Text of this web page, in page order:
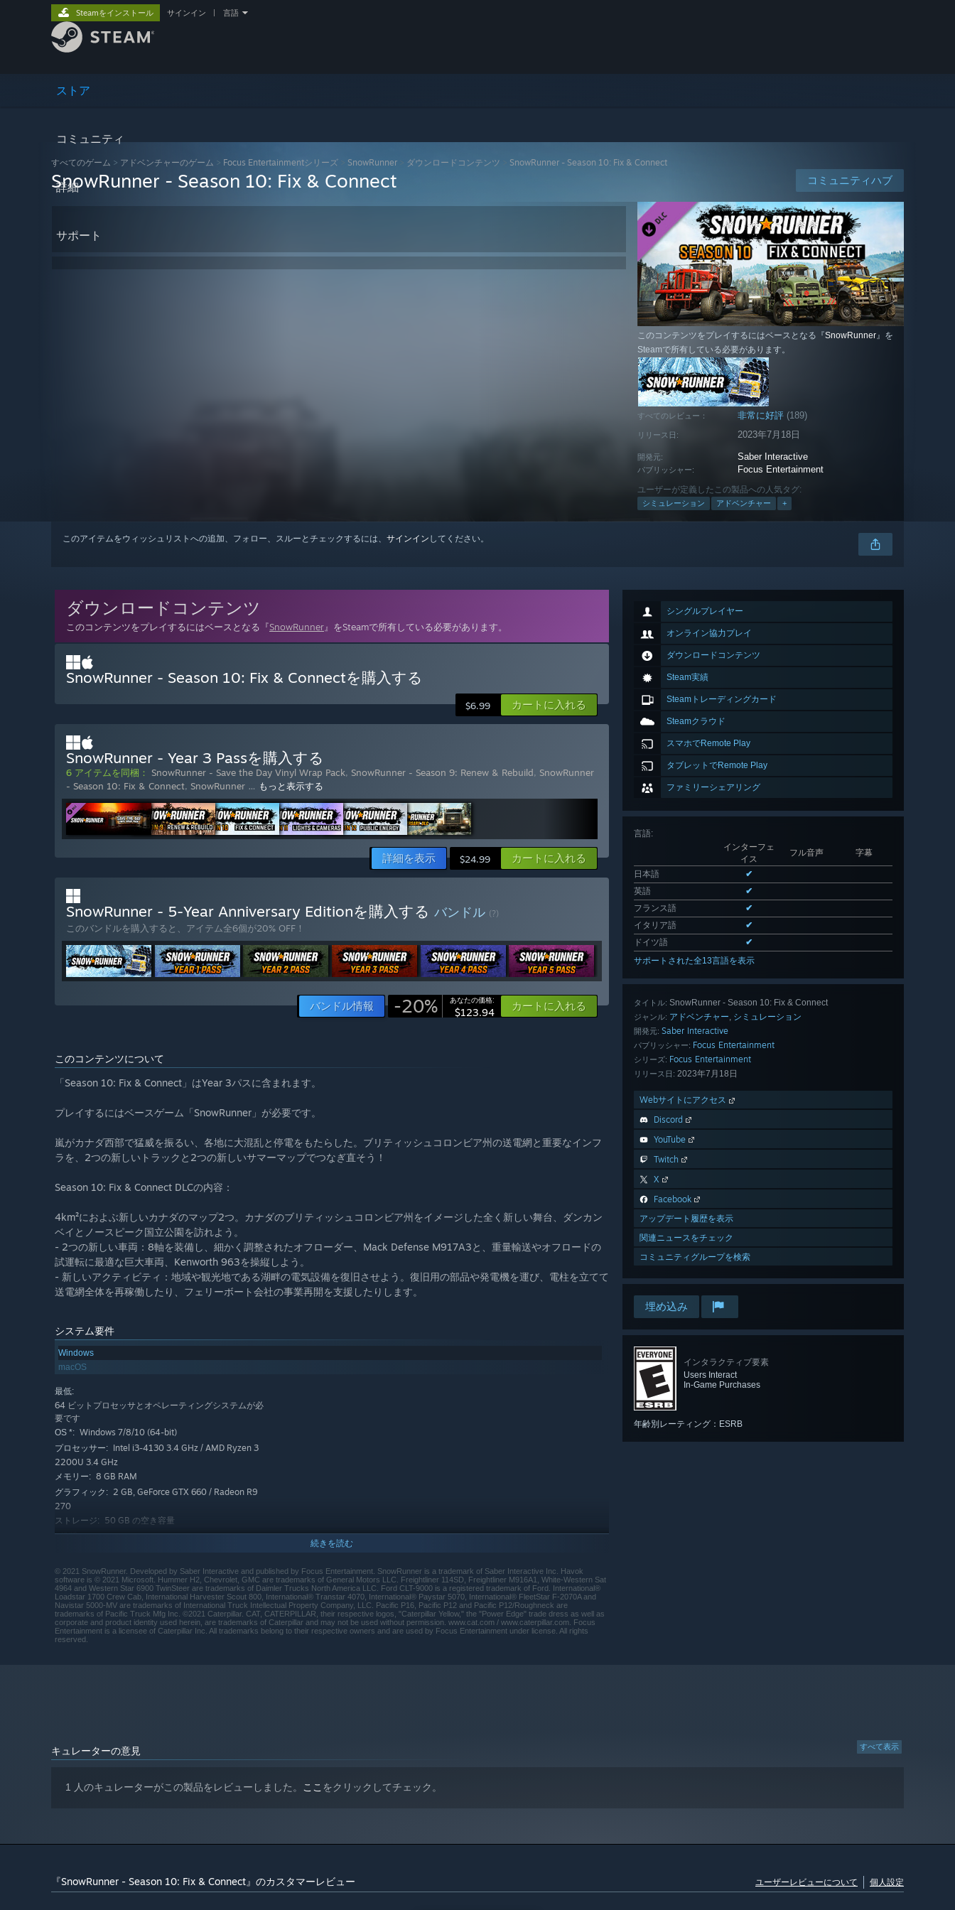
ストア
コミュニティ
詳細
サポート
Steamをインストール サインイン 言語
すべてのゲーム > アドベンチャーのゲーム > Focus Entertainmentシリーズ SnowRunner ダウンロードコンテンツ SnowRunner - Season 10: Fix & Connect
コミュニティハブ
SnowRunner - Season 10: Fix & Connect
このコンテンツをプレイするにはベースとなる『SnowRunner』を
Steamで所有している必要があります。
すべてのレビュー： 非常に好評 (189)
リリース日: 2023年7月18日
開発元: Saber Interactive
パブリッシャー: Focus Entertainment
ユーザーが定義したこの製品への人気タグ:
シミュレーション アドベンチャー +
このアイテムをウィッシュリストへの追加、フォロー、スルーとチェックするには、 サインイン してください。
シングルプレイヤー
オンライン協力プレイ
ダウンロードコンテンツ
Steam実績
Steamトレーディングカード
Steamクラウド
スマホでRemote Play
タブレットでRemote Play
ファミリーシェアリング
言語:
インターフェ
イス
フル音声 字幕
日本語
✔
英語
✔
フランス語
✔
イタリア語
✔
ドイツ語
✔
サポートされた全13言語を表示
タイトル: SnowRunner - Season 10: Fix & Connect
ジャンル: アドベンチャー, シミュレーション
開発元: Saber Interactive
パブリッシャー: Focus Entertainment
シリーズ: Focus Entertainment
リリース日: 2023年7月18日
Webサイトにアクセス
Discord
YouTube
Twitch
X
Facebook
アップデート履歴を表示
関連ニュースをチェック
コミュニティグループを検索
埋め込み
インタラクティブ要素
Users Interact
In-Game Purchases
年齢別レーティング：ESRB
ダウンロードコンテンツ
このコンテンツをプレイするにはベースとなる『SnowRunner』をSteamで所有している必要があります。
SnowRunner - Season 10: Fix & Connectを購入する
$6.99 カートに入れる
SnowRunner - Year 3 Passを購入する
6 アイテムを同梱： SnowRunner - Save the Day Vinyl Wrap Pack, SnowRunner - Season 9: Renew & Rebuild, SnowRunner
- Season 10: Fix & Connect, SnowRunner … もっと表示する
詳細を表示 $24.99 カートに入れる
SnowRunner - 5-Year Anniversary Editionを購入する バンドル (?)
このバンドルを購入すると、アイテム全6個が20% OFF！
バンドル情報 -20% あなたの価格:
$123.94 カートに入れる
このコンテンツについて
「Season 10: Fix & Connect」はYear 3パスに含まれます。
プレイするにはベースゲーム「SnowRunner」が必要です。
嵐がカナダ西部で猛威を振るい、各地に大混乱と停電をもたらした。ブリティッシュコロンビア州の送電網と重要なインフ
ラを、2つの新しいトラックと2つの新しいサマーマップでつなぎ直そう！
Season 10: Fix & Connect DLCの内容：
4km²におよぶ新しいカナダのマップ2つ。カナダのブリティッシュコロンビア州をイメージした全く新しい舞台、ダンカン
ベイとノースピーク国立公園を訪れよう。
- 2つの新しい車両：8軸を装備し、細かく調整されたオフローダー、Mack Defense M917A3と、重量輸送やオフロードの
試運転に最適な巨大車両、Kenworth 963を操縦しよう。
- 新しいアクティビティ：地域や観光地である湖畔の電気設備を復旧させよう。復旧用の部品や発電機を運び、電柱を立てて
送電網全体を再稼働したり、フェリーボート会社の事業再開を支援したりします。
システム要件
Windows
macOS
最低:
64 ビットプロセッサとオペレーティングシステムが必
要です
OS *: Windows 7/8/10 (64-bit)
プロセッサー: Intel i3-4130 3.4 GHz / AMD Ryzen 3
2200U 3.4 GHz
メモリー: 8 GB RAM
グラフィック: 2 GB, GeForce GTX 660 / Radeon R9
270
ストレージ: 50 GB の空き容量
推奨:
OS *: Windows 7/8/10 (64-bit)
プロセッサー: Intel i7-8700 3.2 GHz / AMD Ryzen 7
2700 3.2 GHz
メモリー: 16 GB RAM
グラフィック:
4 GB, GeForce GTX 970 / Radeon RX
続きを読む
© 2021 SnowRunner. Developed by Saber Interactive and published by Focus Entertainment. SnowRunner is a trademark of Saber Interactive Inc. Havok
software is © 2021 Microsoft. Hummer H2, Chevrolet, GMC are trademarks of General Motors LLC. Freightliner 114SD, Freightliner M916A1, White-Western Sat
4964 and Western Star 6900 TwinSteer are trademarks of Daimler Trucks North America LLC. Ford CLT-9000 is a registered trademark of Ford. International®
Loadstar 1700 Crew Cab, International Harvester Scout 800, International® Transtar 4070, International® Paystar 5070, International® FleetStar F-2070A and
Navistar 5000-MV are trademarks of International Truck Intellectual Property Company, LLC. Pacific P16, Pacific P12 and Pacific P12/Roughneck are
trademarks of Pacific Truck Mfg Inc. ©2021 Caterpillar. CAT, CATERPILLAR, their respective logos, "Caterpillar Yellow," the "Power Edge" trade dress as well as
corporate and product identity used herein, are trademarks of Caterpillar and may not be used without permission. www.cat.com / www.caterpillar.com. Focus
Entertainment is a licensee of Caterpillar Inc. All trademarks belong to their respective owners and are used by Focus Entertainment under license. All rights
reserved.
すべて表示
キュレーターの意見
1 人のキュレーターがこの製品をレビューしました。 ここ をクリックしてチェック。
『SnowRunner - Season 10: Fix & Connect』のカスタマーレビュー ユーザーレビューについて 個人設定